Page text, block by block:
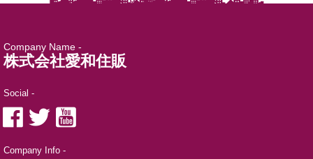
Company Name -
株式会社愛和住販
Social -
Company Info -